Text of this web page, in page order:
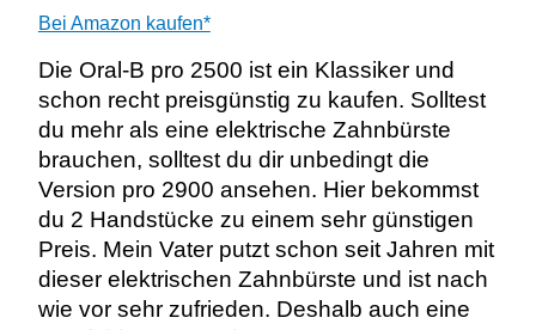
Bei Amazon kaufen*
Die Oral-B pro 2500 ist ein Klassiker und
schon recht preisgünstig zu kaufen. Solltest
du mehr als eine elektrische Zahnbürste
brauchen, solltest du dir unbedingt die
Version pro 2900 ansehen. Hier bekommst
du 2 Handstücke zu einem sehr günstigen
Preis. Mein Vater putzt schon seit Jahren mit
dieser elektrischen Zahnbürste und ist nach
wie vor sehr zufrieden. Deshalb auch eine